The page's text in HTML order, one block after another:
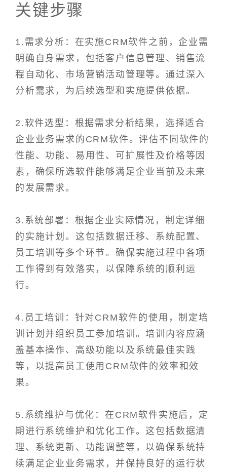
关键步骤
1.需求分析：在实施CRM软件之前，企业需
明确自身需求，包括客户信息管理、销售流
程自动化、市场营销活动管理等。通过深入
分析需求，为后续选型和实施提供依据。
2.软件选型：根据需求分析结果，选择适合
企业业务需求的CRM软件。评估不同软件的
性能、功能、易用性、可扩展性及价格等因
素，确保所选软件能够满足企业当前及未来
的发展需求。
3.系统部署：根据企业实际情况，制定详细
的实施计划。这包括数据迁移、系统配置、
员工培训等多个环节。确保实施过程中各项
工作得到有效落实，以保障系统的顺利运
行。
4.员工培训：针对CRM软件的使用，制定培
训计划并组织员工参加培训。培训内容应涵
盖基本操作、高级功能以及系统最佳实践
等，以提高员工使用CRM软件的效率和效
果。
5.系统维护与优化：在CRM软件实施后，定
期进行系统维护和优化工作。这包括数据清
理、系统更新、功能调整等，以确保系统持
续满足企业业务需求，并保持良好的运行状